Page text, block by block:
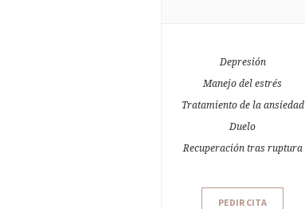
Depresión
Manejo del estrés
Tratamiento de la ansiedad
Duelo
Recuperación tras ruptura
PEDIR CITA